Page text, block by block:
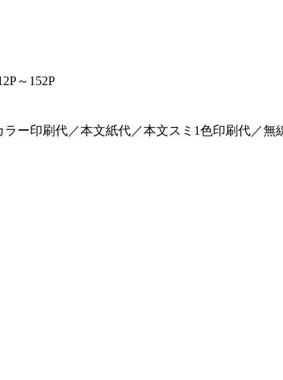
～152P
ー印刷代／本文紙代／本文スミ1色印刷代／無